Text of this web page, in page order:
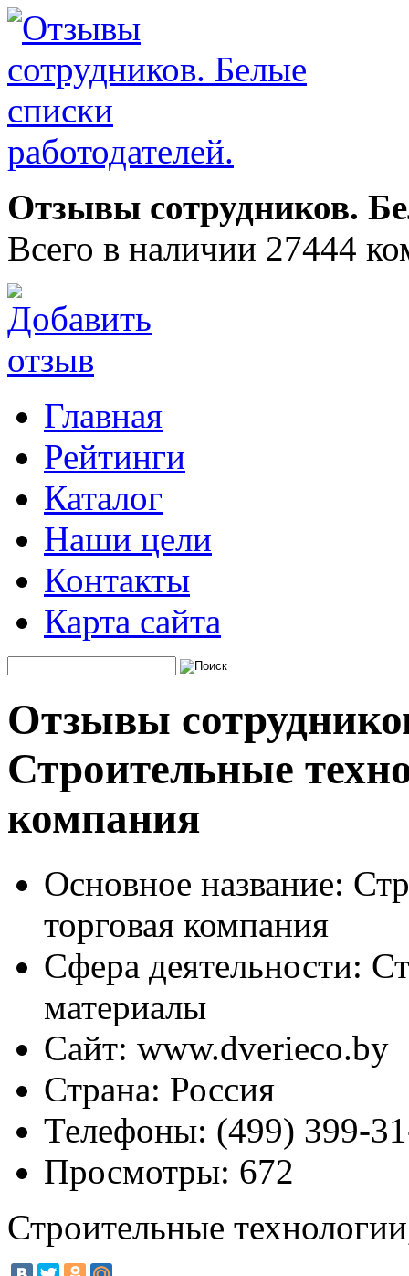
Отзывы сотрудников.
Всего в наличии 27444
Главная
Рейтинги
Каталог
Наши цели
Контакты
Карта сайта
Отзывы
Строительные
компания
Основное название:
торговая компания
Сфера деятельности:
материалы
Сайт: www.dverieco.by
Страна: Россия
Телефоны: (499) 399-
Просмотры: 672
Строительные